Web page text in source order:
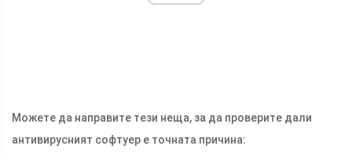
Можете да направите тези неща, за да проверите дали
антивирусният софтуер е точната причина: